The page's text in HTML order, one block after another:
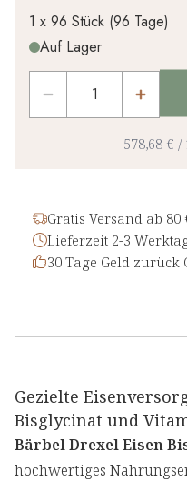
Ihr
1x
1 x 96 Stück (96 Tage)
Auf Lager
578,68 € /
Gratis Versand ab 80
Lieferzeit 2-3
30 Tage Geld zurück
Gezielte
Bisglycinat und
Bärbel Drexel Eisen
hochwertiges